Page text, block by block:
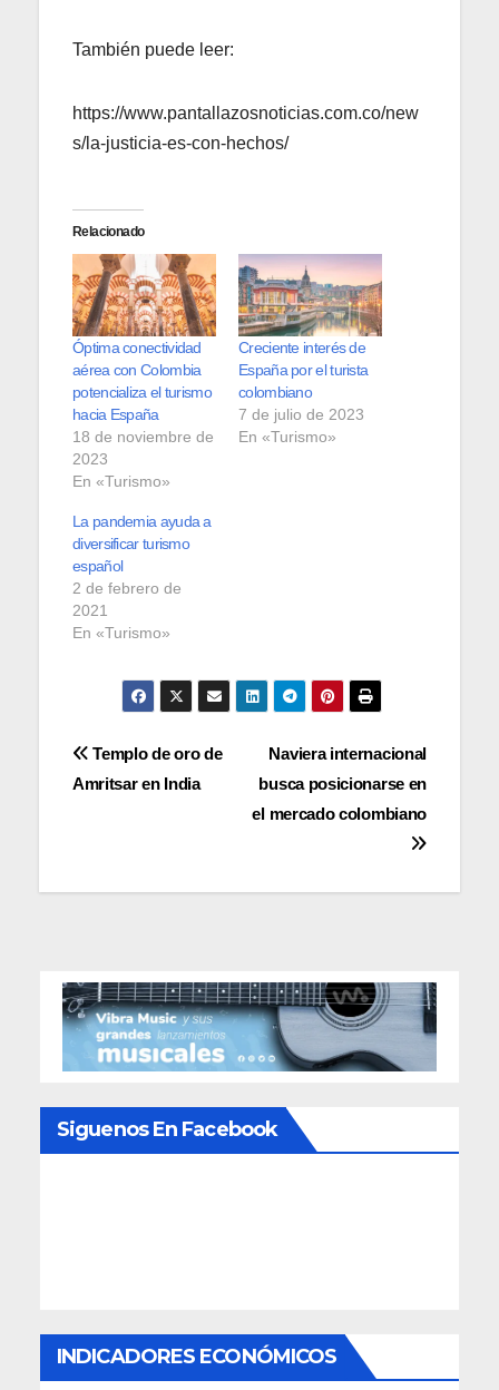
También puede leer:
https://www.pantallazosnoticias.com.co/new
s/la-justicia-es-con-hechos/
Relacionado
Óptima conectividad
aérea con Colombia
potencializa el turismo
hacia España
18 de noviembre de
2023
En «Turismo»
Creciente interés de
España por el turista
colombiano
7 de julio de 2023
En «Turismo»
La pandemia ayuda a
diversificar turismo
español
2 de febrero de
2021
En «Turismo»
NavegaciónNaviera internacional
busca posicionarse en
el mercado colombiano
Templo de oro de
Amritsar en India
Siguenos En Facebook
INDICADORES ECONÓMICOS